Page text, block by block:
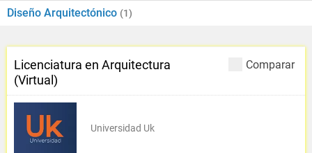
Diseño Arquitectónico (1)
Comparar
Licenciatura en Arquitectura
(Virtual)
Universidad Uk